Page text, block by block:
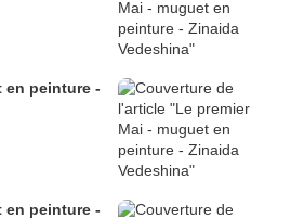
en peinture -
en peinture -